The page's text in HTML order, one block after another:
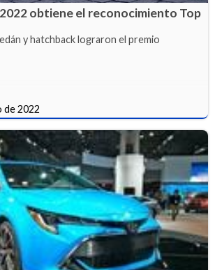
obtiene el reconocimiento Top
y hatchback lograron el premio
de 2022